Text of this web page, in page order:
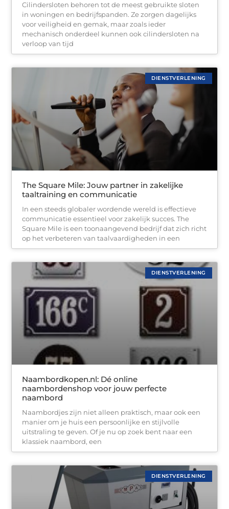
Cilindersloten behoren tot de meest gebruikte sloten
in woningen en bedrijfspanden. Ze zorgen dagelijks
voor veiligheid en gemak, maar zoals ieder
mechanisch onderdeel kunnen ook cilindersloten na
verloop van tijd
DIENSTVERLENING
The Square Mile: Jouw partner in zakelijke
taaltraining en communicatie
In een steeds globaler wordende wereld is effectieve
communicatie essentieel voor zakelijk succes. The
Square Mile is een toonaangevend bedrijf dat zich richt
op het verbeteren van taalvaardigheden in een
DIENSTVERLENING
Naambordkopen.nl: Dé online
naambordenshop voor jouw perfecte
naambord
Naambordjes zijn niet alleen praktisch, maar ook een
manier om je huis een persoonlijke en stijlvolle
uitstraling te geven. Of je nu op zoek bent naar een
klassiek naambord, een
DIENSTVERLENING